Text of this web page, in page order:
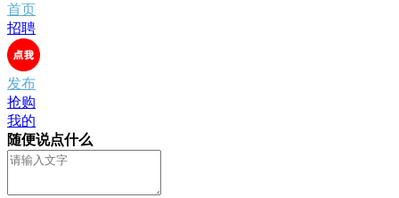
首页
招聘
发布
抢购
我的
随便说点什么